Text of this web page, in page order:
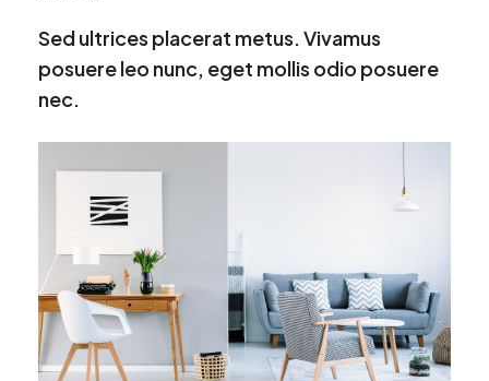
Sed ultrices placerat metus. Vivamus
posuere leo nunc, eget mollis odio posuere
nec.